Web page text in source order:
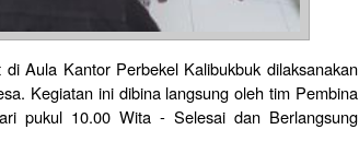
Aula Kantor Perbekel Kalibukbuk dilaksanakan
Kegiatan ini dibina langsung oleh tim Pembina
pukul 10.00 Wita - Selesai dan Berlangsung